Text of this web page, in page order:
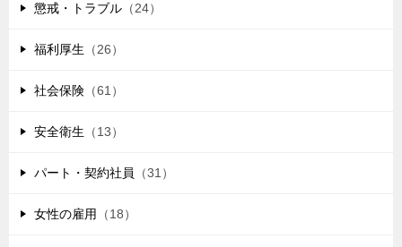
懲戒・トラブル （24）
福利厚生 （26）
社会保険 （61）
安全衛生 （13）
パート・契約社員 （31）
女性の雇用 （18）